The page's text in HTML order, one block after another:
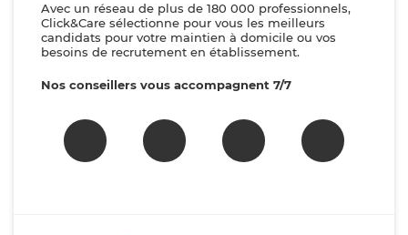
Avec un réseau de plus de 180 000 professionnels,
Click&Care sélectionne pour vous les meilleurs
candidats pour votre maintien à domicile ou vos
besoins de recrutement en établissement.
Nos conseillers vous accompagnent 7/7